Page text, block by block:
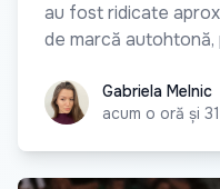
au fost ridicate
de marcă
Gabriela Melnic
Gabriela Melnic
acum o oră și